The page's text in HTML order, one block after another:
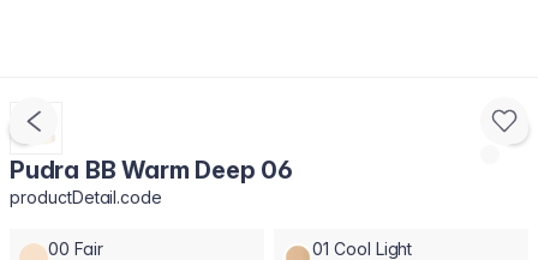
Pudra BB Warm Deep 06
productDetail.code
00 Fair 01 Cool Light